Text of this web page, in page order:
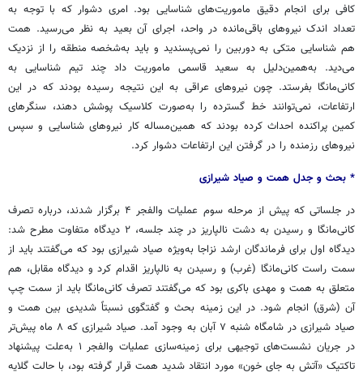
کافی برای انجام دقیق ماموریت‌های شناسایی بود. امری دشوار که با توجه به
تعداد اندک نیروهای باقی‌مانده در واحد، اجرای آن بعید به نظر می‌رسید. همت
هم شناسایی متکی به دوربین را نمی‌پسندید و باید به‌شخصه منطقه را از نزدیک
می‌دید. به‌همین‌دلیل به سعید قاسمی ماموریت داد چند تیم شناسایی به
کانی‌مانگا بفرستد. چون نیروهای عراقی به این ‌نتیجه رسیده بودند که در این
‌ارتفاعات، نمی‌توانند خط گسترده را به‌صورت کلاسیک پوشش دهند، سنگرهای
کمین پراکنده احداث کرده بودند که همین‌مساله کار نیروهای شناسایی و سپس
نیروهای رزمنده را در گرفتن این ‌ارتفاعات دشوار کرد.
* بحث و جدل همت و صیاد شیرازی
در جلساتی که پیش از مرحله سوم عملیات والفجر ۴ برگزار شدند، درباره تصرف
کانی‌مانگا و رسیدن به دشت نالپاریز در چند جلسه، ۲ دیدگاه متفاوت مطرح شد:
دیدگاه اول برای فرماندگان ارشد نزاجا به‌ویژه صیاد شیرازی بود که می‌گفتند باید از
سمت راست کانی‌مانگا (غرب) و رسیدن به نالپاریز اقدام کرد و دیدگاه مقابل، هم
متعلق به همت و مهدی باکری بود که می‌گفتند تصرف کانی‌مانگا باید از سمت چپ
آن (شرق) انجام شود. در این زمینه بحث و گفتگوی نسبتاً شدیدی بین همت و
صیاد شیرازی در شامگاه شنبه ۷ آبان به وجود آمد. صیاد شیرازی که ۸ ماه پیش‌تر
در جریان نشست‌های توجیهی برای زمینه‌سازی عملیات والفجر ۱ به‌علت پیشنهاد
تاکتیک «آتش به جای خون» مورد انتقاد شدید همت قرار گرفته بود، با حالت گلایه